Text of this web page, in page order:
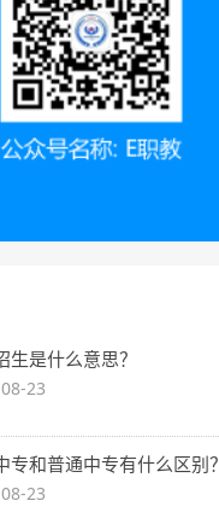
生是什么意思？
23
专和普通中专有什么区别？
23